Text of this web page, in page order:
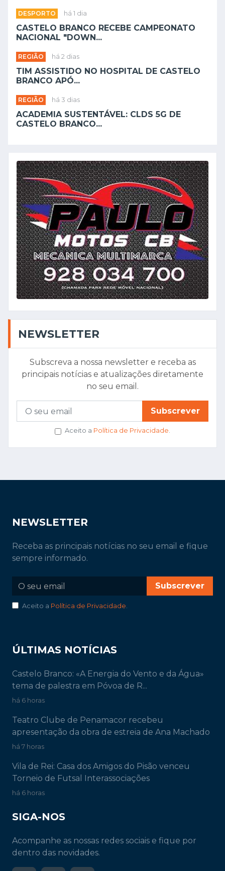
DESPORTO há 1 dia
CASTELO BRANCO RECEBE CAMPEONATO
NACIONAL "DOWN...
REGIÃO há 2 dias
TIM ASSISTIDO NO HOSPITAL DE CASTELO
BRANCO APÓ...
REGIÃO há 3 dias
ACADEMIA SUSTENTÁVEL: CLDS 5G DE
CASTELO BRANCO...
NEWSLETTER
Subscreva a nossa newsletter e receba as
principais notícias e atualizações diretamente
no seu email.
Subscrever
Aceito a Política de Privacidade.
NEWSLETTER
Receba as principais notícias no seu email e fique
sempre informado.
Subscrever
Aceito a Política de Privacidade.
ÚLTIMAS NOTÍCIAS
Castelo Branco: «A Energia do Vento e da Água»
tema de palestra em Póvoa de R...
há 6 horas
Teatro Clube de Penamacor recebeu
apresentação da obra de estreia de Ana Machado
há 7 horas
Vila de Rei: Casa dos Amigos do Pisão venceu
Torneio de Futsal Interassociações
há 6 horas
SIGA-NOS
Acompanhe as nossas redes sociais e fique por
dentro das novidades.